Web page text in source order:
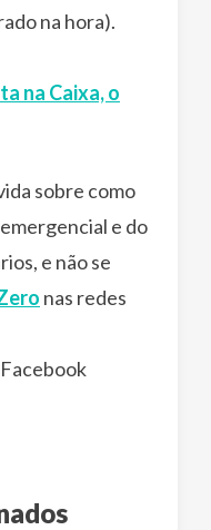
na hora).
na Caixa, o
sobre como
e do
e não se
nas redes